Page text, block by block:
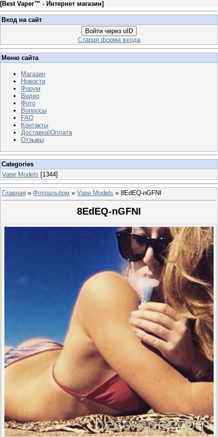
[Best Vaper™ - Интернет магазин]
Вход на сайт
Войти через uID
Старая форма входа
Меню сайта
Магазин
Новости
Форум
Видео
Фото
Вопросы
FAQ
Контакты
Доставка\Оплата
Отзывы
Categories
Vape Models [1344]
Главная » Фотоальбом » Vape Models » 8EdEQ-nGFNI
8EdEQ-nGFNI